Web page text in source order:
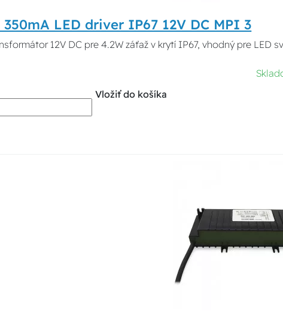
350mA LED driver IP67 12V DC MPI 3
12V DC pre 4.2W záťaž v krytí IP67, vhodný pre LED
Vložiť do košíka